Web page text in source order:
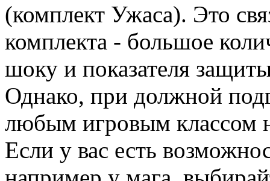
(комплект Ужаса). Это
комплекта - большое
шоку и показателя
Однако, при должной
любым игровым классом
Если у вас есть